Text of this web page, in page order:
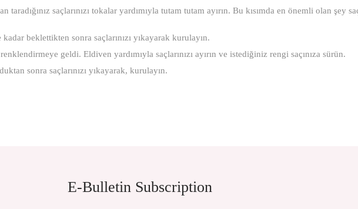
taradığınız saçlarınızı tokalar yardımıyla tutam tutam ayırın. Bu kısımda en önemli olan şey
kadar beklettikten sonra saçlarınızı yıkayarak kurulayın.
geldi. Eldiven yardımıyla saçlarınızı ayırın ve istediğiniz rengi saçınıza sürün.
sonra saçlarınızı yıkayarak, kurulayın.
E-Bulletin Subscription